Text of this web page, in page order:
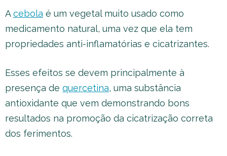
Acebola é um vegetal muito usado como
medicamento natural, uma vez que ela tem
propriedades anti-inflamatórias e cicatrizantes.
Esses efeitos se devem principalmente à
presença de quercetina, uma substância
antioxidante que vem demonstrando bons
resultados na promoção da cicatrização correta
dos ferimentos.